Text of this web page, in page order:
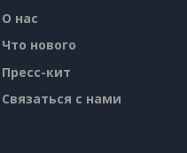
О нас
Что нового
Пресс-кит
Связаться с нами